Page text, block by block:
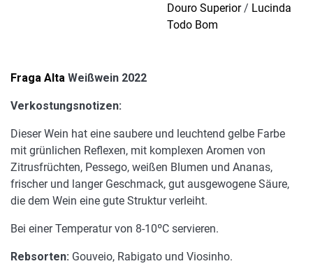
Douro Superior/ Lucinda
Todo Bom
Fraga Alta Weißwein 2022
Verkostungsnotizen:
Dieser Wein hat eine saubere und leuchtend gelbe Farbe
mit grünlichen Reflexen, mit komplexen Aromen von
Zitrusfrüchten, Pessego, weißen Blumen und Ananas,
frischer und langer Geschmack, gut ausgewogene Säure,
die dem Wein eine gute Struktur verleiht.
Bei einer Temperatur von 8-10ºC servieren.
Rebsorten: Gouveio, Rabigato und Viosinho.